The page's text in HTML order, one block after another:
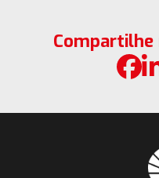
Compartilhe